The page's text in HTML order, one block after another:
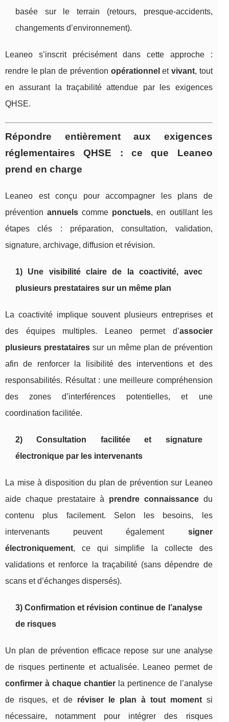
basée sur le terrain (retours, presque-accidents,
changements d’environnement).
Leaneo s’inscrit précisément dans cette approche :
rendre le plan de prévention opérationnel et vivant, tout
en assurant la traçabilité attendue par les exigences
QHSE.
Répondre entièrement aux exigences
réglementaires QHSE : ce que Leaneo
prend en charge
Leaneo est conçu pour accompagner les plans de
préventionannuels comme ponctuels, en outillant les
étapes clés : préparation, consultation, validation,
signature, archivage, diffusion et révision.
1) Une visibilité claire de la coactivité, avec
plusieurs prestataires sur un même plan
La coactivité implique souvent plusieurs entreprises et
des équipes multiples. Leaneo permet d’associer
plusieurs prestataires sur un même plan de prévention
afin de renforcer la lisibilité des interventions et des
responsabilités. Résultat : une meilleure compréhension
des zones d’interférences potentielles, et une
coordination facilitée.
2) Consultation facilitée et signature
électronique par les intervenants
La mise à disposition du plan de prévention sur Leaneo
aide chaque prestataire à prendre connaissancedu
contenu plus facilement. Selon les besoins, les
intervenants peuvent également signer
électroniquement, ce qui simplifie la collecte des
validations et renforce la traçabilité (sans dépendre de
scans et d’échanges dispersés).
3) Confirmation et révision continue de l’analyse
de risques
Un plan de prévention efficace repose sur une analyse
de risques pertinente et actualisée. Leaneo permet de
confirmer à chaque chantierla pertinence de l’analyse
de risques, et de réviser le plan à tout momentsi
nécessaire, notamment pour intégrer des risques